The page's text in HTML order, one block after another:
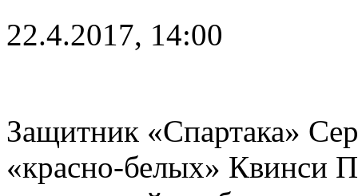
22.4.2017, 14:00
Защитник «Спартака»
«красно-белых» Квинси